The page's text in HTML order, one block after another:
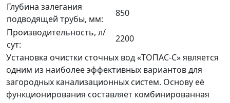
Глубина залегания
подводящей трубы, мм:
850
Производительность, л/
сут:
2200
Установка очистки сточных вод «ТОПАС-С» является
одним из наиболее эффективных вариантов для
загородных канализационных систем. Основу её
функционирования составляет комбинированная